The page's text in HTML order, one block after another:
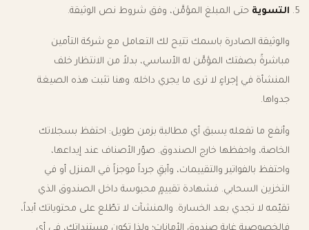
التسوية حتى المبلغ المؤمَّن، وفق شروط نص الوثيقة.
والوثيقة الصادرة باسمك تتيح لك التعامل مع شركة التأمين
مباشرةً بصفتك المؤمَّن له الأساسي، بدلاً من الانتظار خلف
المنشأة في إجراءٍ لا ترى ما يجري داخله. وهنا تثبت هذه الصيغة
جدواها.
وأنفع ما تفعله يسبق أي مطالبة بزمن طويل: احتفظ بسجلاتك
الخاصة، واحفظها خارج الصندوق. صوّر الأصناف عند إيداعها،
واحتفظ بالفواتير والتقييمات، وأبقِ جرداً موجزاً في المنزل أو في
التخزين السحابي. فشهادة تقييمٍ محبوسة داخل الصندوق الذي
تقيّمه لا تجدي بعد الخسارة. والمنشآت لا تطّلع على محتوياتك أبداً،